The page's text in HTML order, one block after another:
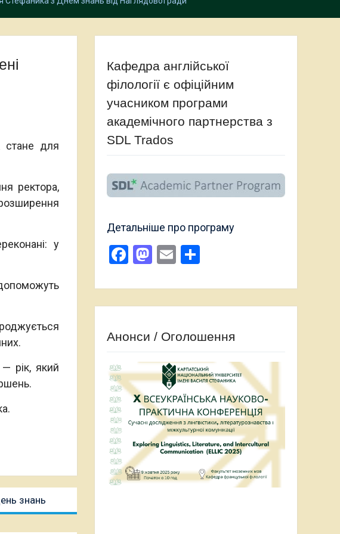
стане для
ректора,
у
— рік, який
знань
Кафедра англійської
філології є офіційним
учасником програми
академічного партнерства з
SDL Trados
Детальніше про програму
Facebook
Mastodon
Email
Анонси / Оголошення